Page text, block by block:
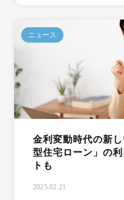
金利変動時代の新
型住宅ローン」の
トも
2025.02.21
ニュース